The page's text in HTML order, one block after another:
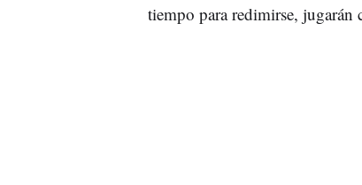
tiempo para redimirse, jugarán